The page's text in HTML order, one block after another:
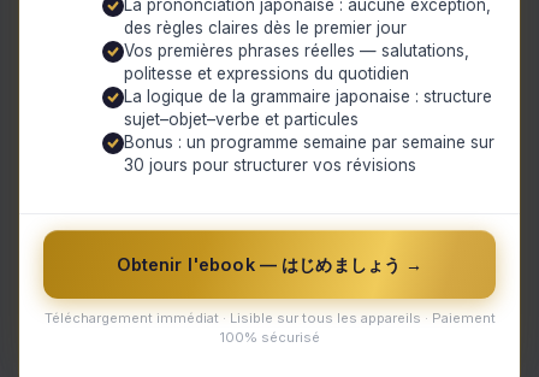
La prononciation japonaise : aucune exception,
des règles claires dès le premier jour
Vos premières phrases réelles — salutations,
politesse et expressions du quotidien
La logique de la grammaire japonaise : structure
sujet–objet–verbe et particules
Bonus : un programme semaine par semaine sur
30 jours pour structurer vos révisions
Obtenir l'ebook — はじめましょう →
Téléchargement immédiat · Lisible sur tous les appareils · Paiement
100% sécurisé
Mon expérience magique lors du festival de hanami
à Kyoto : un voyage inoubliable au cœur de la
culture japonaise
La découverte du hanami
L'ambiance féérique du festival
Les rencontres enrichissantes
Les émotions intenses ressenties
Mon expérience magique lors du festival de hanami
à Kyoto : un voyage inoubliable au cœur de la
culture japonaise